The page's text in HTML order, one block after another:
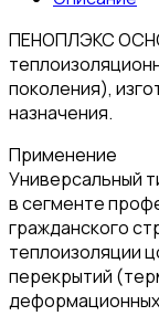
ПЕНОПЛЭКС
поколения),
назначения.
Применение
Универсальный
в сегменте
гражданского
теплоизоляции
перекрытий